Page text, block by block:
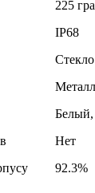
225
IP68
Стекло
Металл
Нет
92.3%